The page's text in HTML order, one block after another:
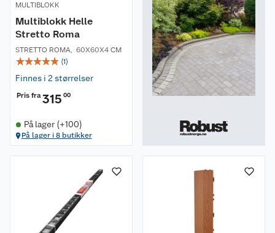
MULTIBLOKK
Multiblokk Helle
Stretto Roma
STRETTO ROMA, 60X60X4 CM
☆☆☆☆☆ (1)
Finnes i 2 størrelser
Pris fra315 00
På lager (+100)
På lager i 8 butikker